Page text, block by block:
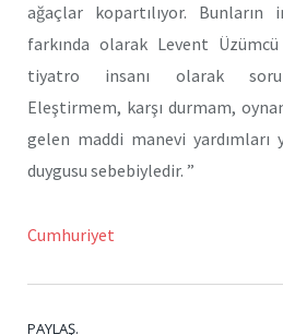
ağaçlar kopartılıyor. Bunların
farkında olarak Levent
tiyatro insanı olarak
Eleştirmem, karşı durmam,
gelen maddi manevi
duygusu sebebiyledir. ”
Cumhuriyet
PAYLAŞ.